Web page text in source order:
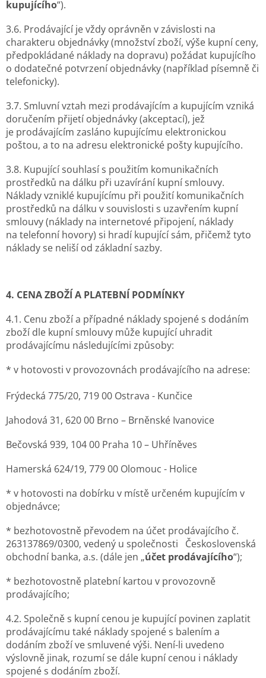
kupujícího“).
3.6. Prodávající je vždy oprávněn v závislosti na
charakteru objednávky (množství zboží, výše kupní ceny,
předpokládané náklady na dopravu) požádat kupujícího
o dodatečné potvrzení objednávky (například písemně či
telefonicky).
3.7. Smluvní vztah mezi prodávajícím a kupujícím vzniká
doručením přijetí objednávky (akceptací), jež
je prodávajícím zasláno kupujícímu elektronickou
poštou, a to na adresu elektronické pošty kupujícího.
3.8. Kupující souhlasí s použitím komunikačních
prostředků na dálku při uzavírání kupní smlouvy.
Náklady vzniklé kupujícímu při použití komunikačních
prostředků na dálku v souvislosti s uzavřením kupní
smlouvy (náklady na internetové připojení, náklady
na telefonní hovory) si hradí kupující sám, přičemž tyto
náklady se neliší od základní sazby.
4. CENA ZBOŽÍ A PLATEBNÍ PODMÍNKY
4.1. Cenu zboží a případné náklady spojené s dodáním
zboží dle kupní smlouvy může kupující uhradit
prodávajícímu následujícími způsoby:
* v hotovosti v provozovnách prodávajícího na adrese:
Frýdecká 775/20, 719 00 Ostrava - Kunčice
Jahodová 31, 620 00 Brno – Brněnské Ivanovice
Bečovská 939, 104 00 Praha 10 – Uhříněves
Hamerská 624/19, 779 00 Olomouc - Holice
* v hotovosti na dobírku v místě určeném kupujícím v
objednávce;
* bezhotovostně převodem na účet prodávajícího č.
263137869/0300, vedený u společnosti Československá
obchodní banka, a.s. (dále jen „účet prodávajícího“);
* bezhotovostně platební kartou v provozovně
prodávajícího;
4.2. Společně s kupní cenou je kupující povinen zaplatit
prodávajícímu také náklady spojené s balením a
dodáním zboží ve smluvené výši. Není-li uvedeno
výslovně jinak, rozumí se dále kupní cenou i náklady
spojené s dodáním zboží.